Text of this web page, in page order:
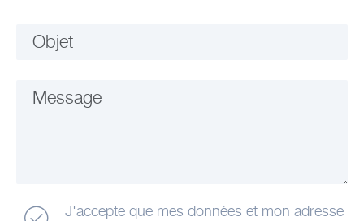
Objet
Message
J'accepte que mes données et mon adresse